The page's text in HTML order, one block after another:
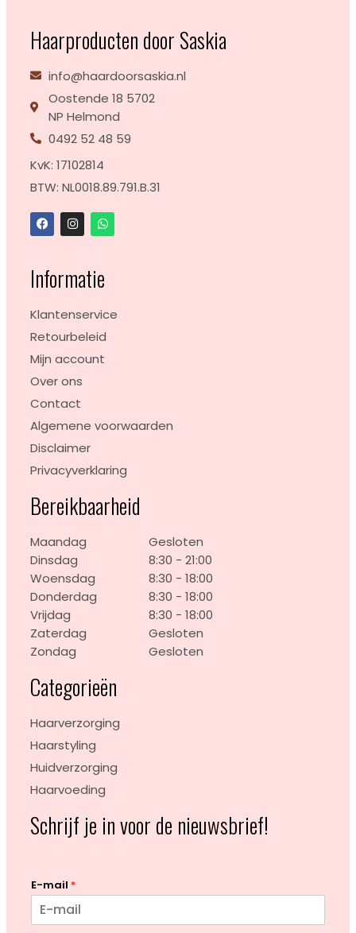
Haarproducten door Saskia
info@haardoorsaskia.nl
Oostende 18 5702
NP Helmond
0492 52 48 59
KvK: 17102814
BTW: NL0018.89.791.B.31
Informatie
Klantenservice
Retourbeleid
Mijn account
Over ons
Contact
Algemene voorwaarden
Disclaimer
Privacyverklaring
Bereikbaarheid
Maandag
Dinsdag
Woensdag
Donderdag
Vrijdag
Zaterdag
Zondag
Gesloten
8:30 - 21:00
8:30 - 18:00
8:30 - 18:00
8:30 - 18:00
Gesloten
Gesloten
Categorieën
Haarverzorging
Haarstyling
Huidverzorging
Haarvoeding
Schrijf je in voor de nieuwsbrief!
E-mail *